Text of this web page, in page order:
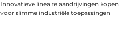
Innovatieve lineaire aandrijvingen kopen
voor slimme industriële toepassingen